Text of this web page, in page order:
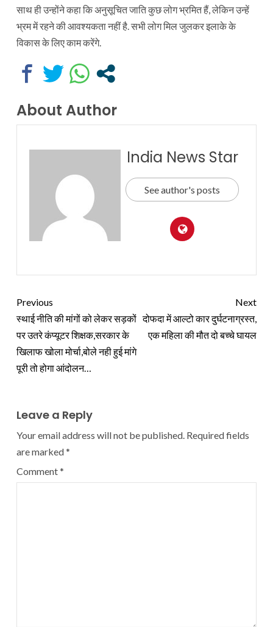
साथ ही उन्होंने कहा कि अनुसूचित जाति कुछ लोग भ्रमित हैं, लेकिन उन्हें
भ्रम में रहने की आवश्यकता नहीं है. सभी लोग मिल जुलकर इलाके के
विकास के लिए काम करेंगे.
About Author
India News Star
See author's posts
Previous
स्थाई नीति की मांगों को लेकर सड़कों
पर उतरे कंप्यूटर शिक्षक,सरकार के
खिलाफ खोला मोर्चा,बोले नही हुई मांगे
पूरी तो होगा आंदोलन…
Next
दोफदा में आल्टो कार दुर्घटनाग्रस्त,
एक महिला की मौत दो बच्चे घायल
Leave a Reply
Your email address will not be published. Required fields
are marked*
Comment*